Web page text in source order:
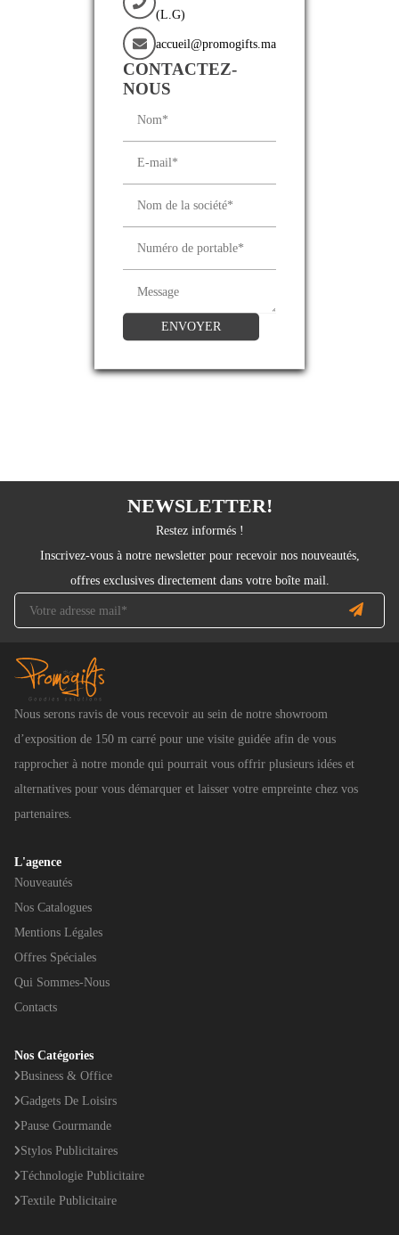
(L.G)
accueil@promogifts.ma
CONTACTEZ-
NOUS
ENVOYER
NEWSLETTER!
Restez informés !
Inscrivez-vous à notre newsletter pour recevoir nos nouveautés,
offres exclusives directement dans votre boîte mail.
Nous serons ravis de vous recevoir au sein de notre showroom
d’exposition de 150 m carré pour une visite guidée afin de vous
rapprocher à notre monde qui pourrait vous offrir plusieurs idées et
alternatives pour vous démarquer et laisser votre empreinte chez vos
partenaires.
L'agence
Nouveautés
Nos Catalogues
Mentions Légales
Offres Spéciales
Qui Sommes-Nous
Contacts
Nos Catégories
Business & Office
Gadgets De Loisirs
Pause Gourmande
Stylos Publicitaires
Téchnologie Publicitaire
Textile Publicitaire